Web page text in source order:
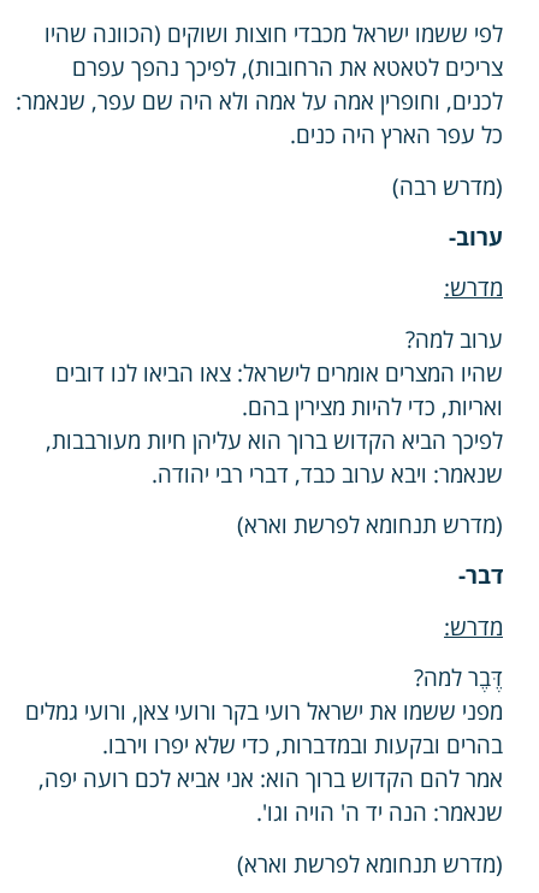
לפי ששמו ישראל מכבדי חוצות ושוקים (הכוונה שהיו
צריכים לטאטא את הרחובות), לפיכך נהפך עפרם
לכנים, וחופרין אמה על אמה ולא היה שם עפר, שנאמר:
כל עפר הארץ היה כנים.
(מדרש רבה)
ערוב-
מדרש:
ערוב למה?
שהיו המצרים אומרים לישראל: צאו הביאו לנו דובים
ואריות, כדי להיות מצירין בהם.
לפיכך הביא הקדוש ברוך הוא עליהן חיות מעורבבות,
שנאמר: ויבא ערוב כבד, דברי רבי יהודה.
(מדרש תנחומא לפרשת וארא)
דבר-
מדרש:
דֶּבֶר למה?
מפני ששמו את ישראל רועי בקר ורועי צאן, ורועי גמלים
בהרים ובקעות ובמדברות, כדי שלא יפרו וירבו.
אמר להם הקדוש ברוך הוא: אני אביא לכם רועה יפה,
שנאמר: הנה יד ה' הויה וגו'.
(מדרש תנחומא לפרשת וארא)